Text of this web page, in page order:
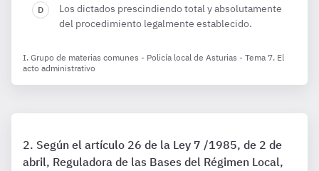
Los dictados prescindiendo total y absolutamente
del procedimiento legalmente establecido.
I. Grupo de materias comunes - Policía local de Asturias - Tema 7. El
acto administrativo
Según el artículo 26 de la Ley 7 /1985, de 2 de
abril, Reguladora de las Bases del Régimen Local,